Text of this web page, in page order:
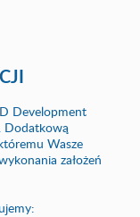
Development
Dodatkową
Wasze
założeń